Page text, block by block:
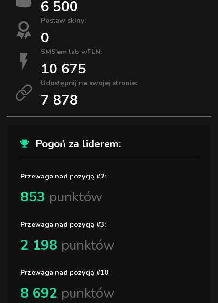
6 500
Postaw skiny:
0
SMS'em lub wPLN:
10 675
Udostępnij na swojej stronie:
7 878
Pogoń za liderem:
Przewaga nad pozycją #2:
853 punktów
Przewaga nad pozycją #3:
2 198 punktów
Przewaga nad pozycją #10:
8 692 punktów